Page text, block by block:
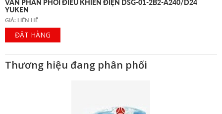
VAN PHÂN PHỐI ĐIỀU KHIỂN ĐIỆN DSG-01-2B2-A240/D24
YUKEN
GIÁ: LIÊN HỆ
ĐẶT HÀNG
Thương hiệu đang phân phối